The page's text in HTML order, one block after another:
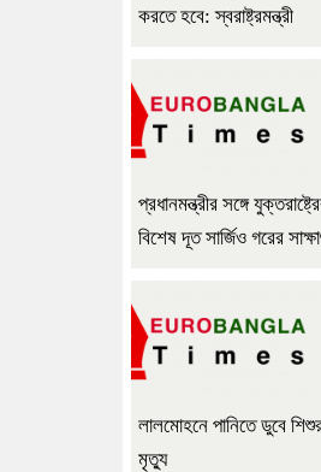
করতে হবে: স্বরাষ্ট্রমন্ত্রী
প্রধানমন্ত্রীর সঙ্গে
বিশেষ দূত সার্জিও গরের
লালমোহনে পানিতে ডুবে
মৃত্যু